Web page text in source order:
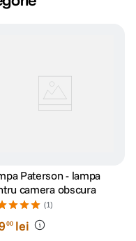
Paterson - lampa
camera obscura
(1)
00 lei